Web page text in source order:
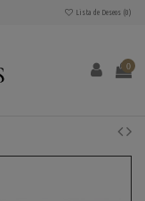
Lista de Deseos (0)
0